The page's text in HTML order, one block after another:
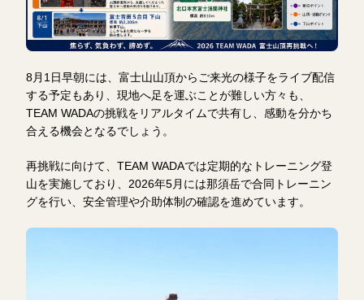
8月1日早朝には、富士山山頂からご来光の様子をライブ配信
する予定もあり、現地へ足を運ぶことが難しい方々も、
TEAM WADAの挑戦をリアルタイムで共有し、感動を分かち
合える機会となるでしょう。
再挑戦に向けて、TEAM WADAでは定期的なトレーニング登
山を実施しており、2026年5月には那須岳で合同トレーニン
グを行い、安全管理や介助体制の確認を進めています。